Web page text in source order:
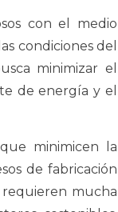
con el medio
condiciones del
minimizar el
de energía y el
minimicen la
de fabricación
requieren mucha